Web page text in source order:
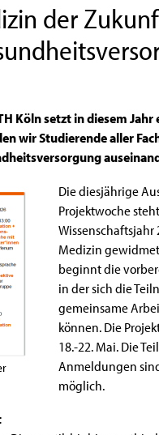
der
Köln setzt in diesem Jahr
wir Studierende aller
Die diesjährige
Projektwoche
Wissenschaftsjahr
Medizin
beginnt die
in der sich die
gemeinsame
können. Die
18.-22. Mai. Die
Anmeldungen
möglich.